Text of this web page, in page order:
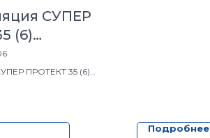
СУПЕР
(6)
ПРОТЕКТ 35 (6)
Подробнее